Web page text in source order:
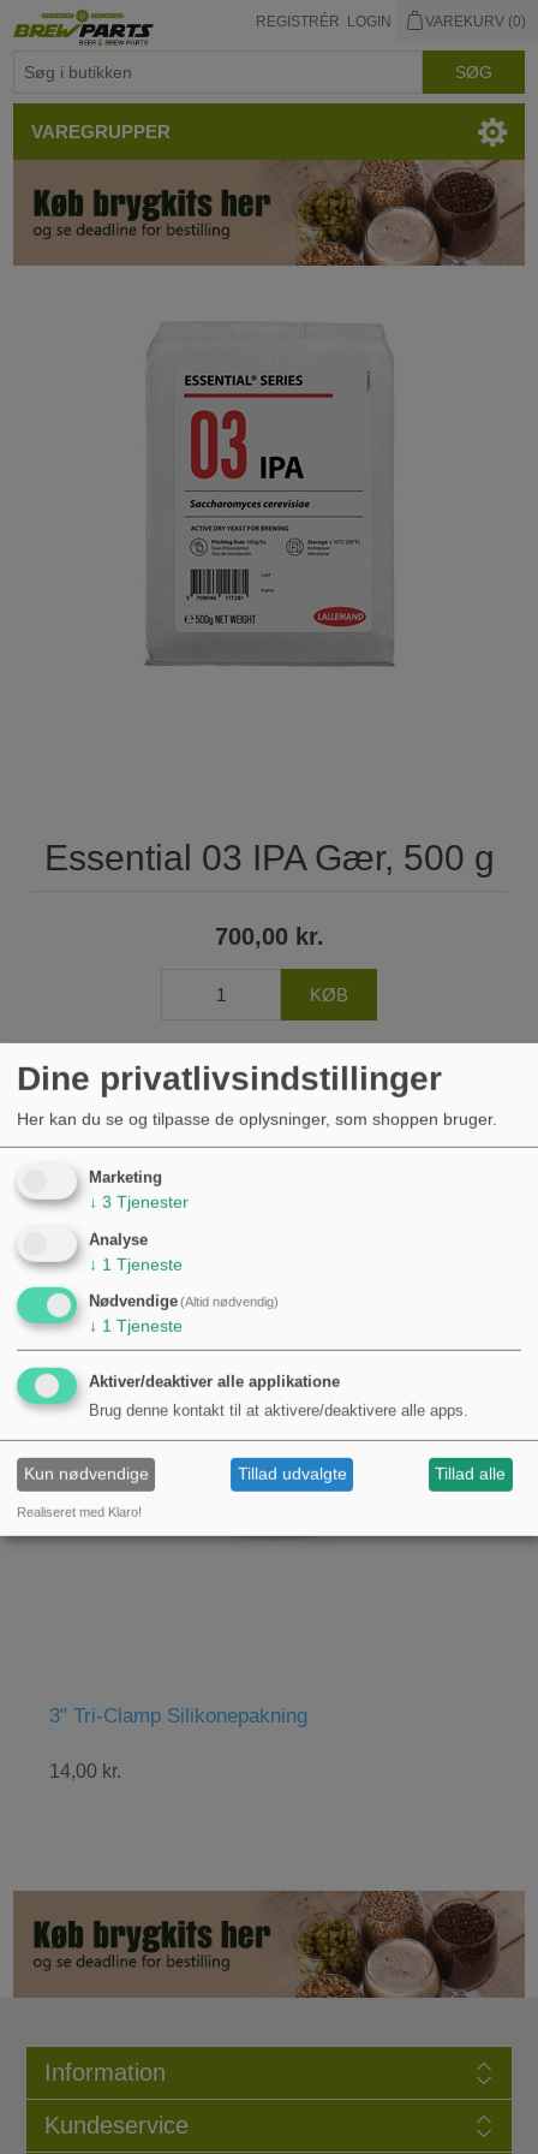
REGISTRÉR LOGIN VAREKURV (0)
VAREGRUPPER
Essential 03 IPA Gær, 500 g
700,00 kr.
Tri-Clamp Silikonepakning
kr.
Information
Kundeservice
Dine privatlivsindstillinger
Her kan du se og tilpasse de oplysninger, som shoppen bruger.
Marketing
↓ 3 Tjenester
Analyse
↓ 1 Tjeneste
Nødvendige(Altid nødvendig)
↓ 1 Tjeneste
Aktiver/deaktiver alle applikatione
Brug denne kontakt til at aktivere/deaktivere alle apps.
Kun nødvendige Tillad udvalgte Tillad alle
Realiseret med Klaro!